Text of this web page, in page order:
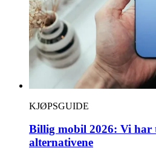
KJØPSGUIDE
Billig mobil 2026: Vi har
alternativene